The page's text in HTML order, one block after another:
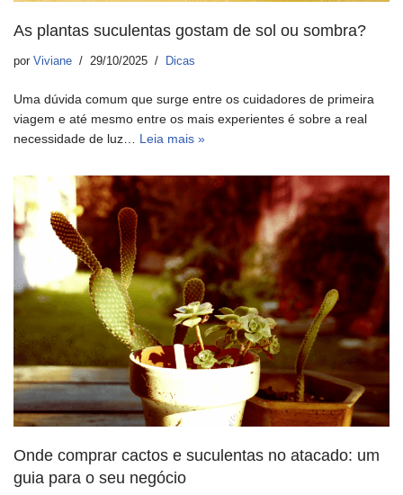
As plantas suculentas gostam de sol ou sombra?
por Viviane 29/10/2025 Dicas
Uma dúvida comum que surge entre os cuidadores de primeira
viagem e até mesmo entre os mais experientes é sobre a real
necessidade de luz… Leia mais »
Onde comprar cactos e suculentas no atacado: um
guia para o seu negócio